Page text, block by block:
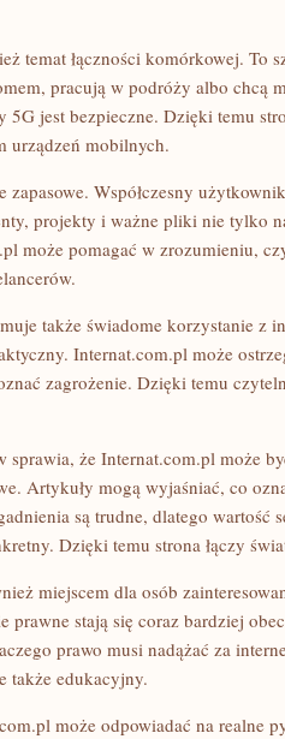
temat łączności komórkowej. To
pracują w podróży albo chcą
5G jest bezpieczne. Dzięki temu
urządzeń mobilnych.
zapasowe. Współczesny
projekty i ważne pliki nie tylko
może pomagać w zrozumieniu,
także świadome korzystanie z
Internat.com.pl może
zagrożenie. Dzięki temu
sprawia, że Internat.com.pl może
Artykuły mogą wyjaśniać, co
są trudne, dlatego wartość
Dzięki temu strona łączy
miejscem dla osób
prawne stają się coraz bardziej
prawo musi nadążać za
także edukacyjny.
może odpowiadać na realne